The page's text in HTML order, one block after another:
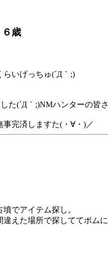
歳
いげっちゅ(´Д｀;)
た(´Д｀;)NMハンターの皆
完済しますた(・∀・)／
でアイテム探し。
えた場所で探しててボム